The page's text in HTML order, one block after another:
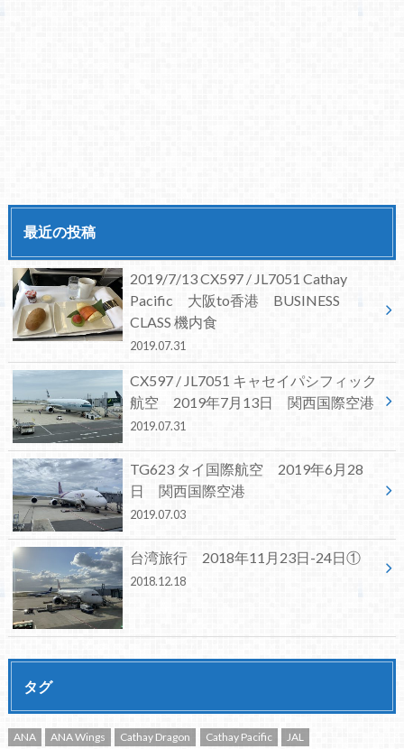
最近の投稿
2019/7/13 CX597 / JL7051 Cathay
Pacific 大阪to香港 BUSINESS
CLASS 機内食
2019.07.31
CX597 / JL7051 キャセイパシフィック
航空 2019年7月13日 関西国際空港
2019.07.31
TG623 タイ国際航空 2019年6月28
日 関西国際空港
2019.07.03
台湾旅行 2018年11月23日-24日①
2018.12.18
タグ
ANA ANA Wings Cathay Dragon Cathay Pacific JAL